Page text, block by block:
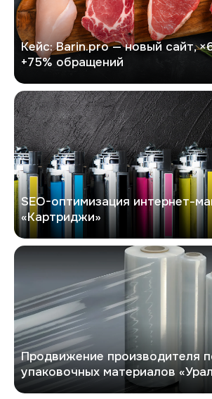
Кейс: Barin.pro — новый сайт,
+75% обращений
Kartridgy.ru
SEO-оптимизация интернет-
«Картриджи»
Уралпак
Продвижение производителя
упаковочных материалов